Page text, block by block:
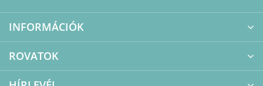
INFORMÁCIÓK
ROVATOK